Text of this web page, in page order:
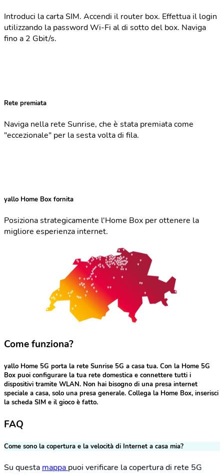
Introduci la carta SIM. Accendi il router box. Effettua il login
utilizzando la password Wi-Fi al di sotto del box. Naviga
fino a 2 Gbit/s.
Rete premiata
Naviga nella rete Sunrise, che è stata premiata come
"eccezionale" per la sesta volta di fila.
yallo Home Box fornita
Posiziona strategicamente l'Home Box per ottenere la
migliore esperienza internet.
Come funziona?
yallo Home 5G porta la rete Sunrise 5G a casa tua. Con la Home 5G
Box puoi configurare la tua rete domestica e connettere tutti i
dispositivi tramite WLAN. Non hai bisogno di una presa internet
speciale a casa, solo una presa generale. Collega la Home Box, inserisci
la scheda SIM e il gioco è fatto.
FAQ
Come sono la copertura e la velocità di Internet a casa mia?
Su questamappapuoi verificare la copertura di rete 5G